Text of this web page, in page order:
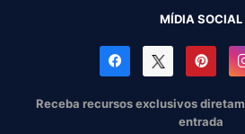
MÍDIA SOCIAL
Receba recursos exclusivos
entrada